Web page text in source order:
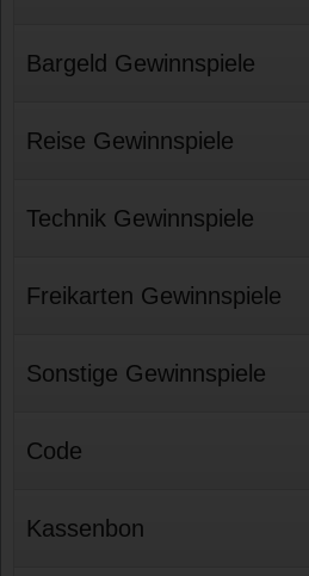
Bargeld Gewinnspiele
Reise Gewinnspiele
Technik Gewinnspiele
Freikarten Gewinnspiele
Sonstige Gewinnspiele
Code
Kassenbon